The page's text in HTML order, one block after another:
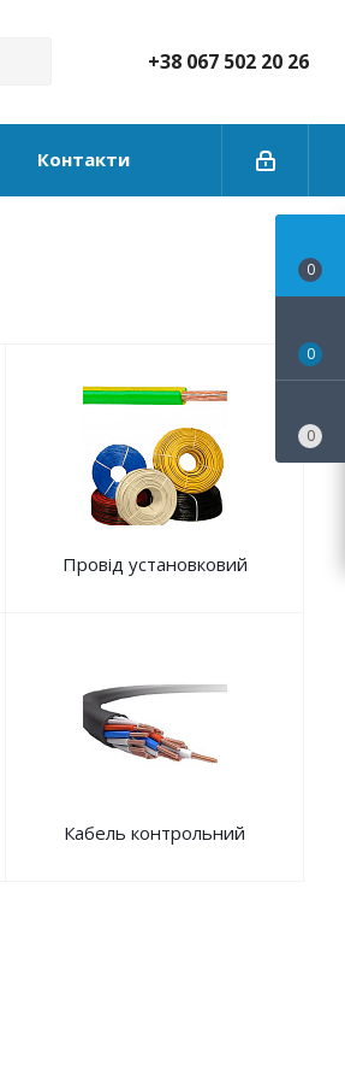
+38 067 502 20 26
Контакти
Провід установковий
Кабель контрольний
0
0
0